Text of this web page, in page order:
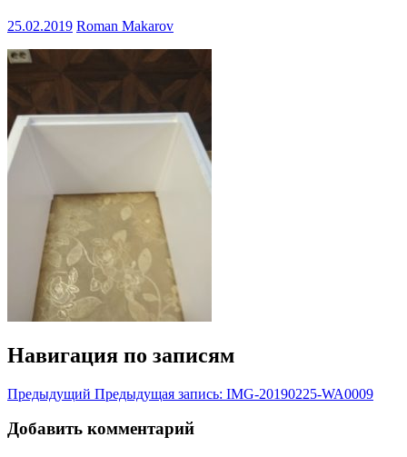
25.02.2019 Roman Makarov
Навигация по записям
Предыдущий Предыдущая запись: IMG-20190225-WA0009
Добавить комментарий